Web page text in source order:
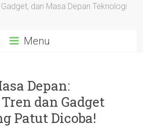
Gadget, dan Masa Depan Teknologi
Menu
Depan:
dan Gadget
Patut Dicoba!